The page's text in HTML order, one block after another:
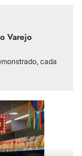
Varejo
cada